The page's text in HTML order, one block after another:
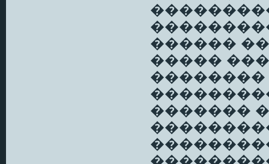
������
�����
�������